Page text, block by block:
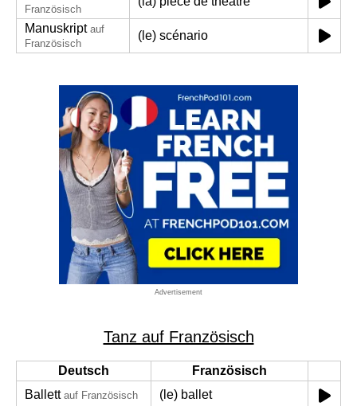
Französisch
Manuskript auf
Französisch
(le) scénario
Advertisement
Tanz auf Französisch
Deutsch
Französisch
Ballett auf Französisch (le) ballet